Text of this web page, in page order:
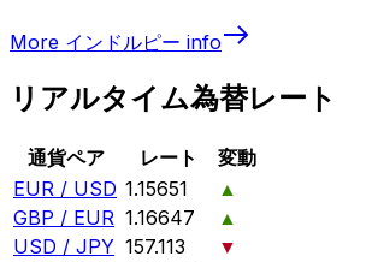
More インドルピー info
リアルタイム為替レート
通貨ペア レート
変動
EUR / USD 1.15651
▲
GBP / EUR 1.16647
▲
USD / JPY 157.113
▼